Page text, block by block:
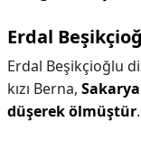
Erdal
Erdal Beşikçioğlu
kızı Berna,
düşerek ölmüştür.